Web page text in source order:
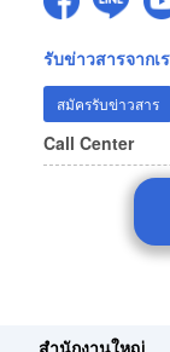
รับข่าวสารจากเ
สมัครรับข่าวสาร
Call Center